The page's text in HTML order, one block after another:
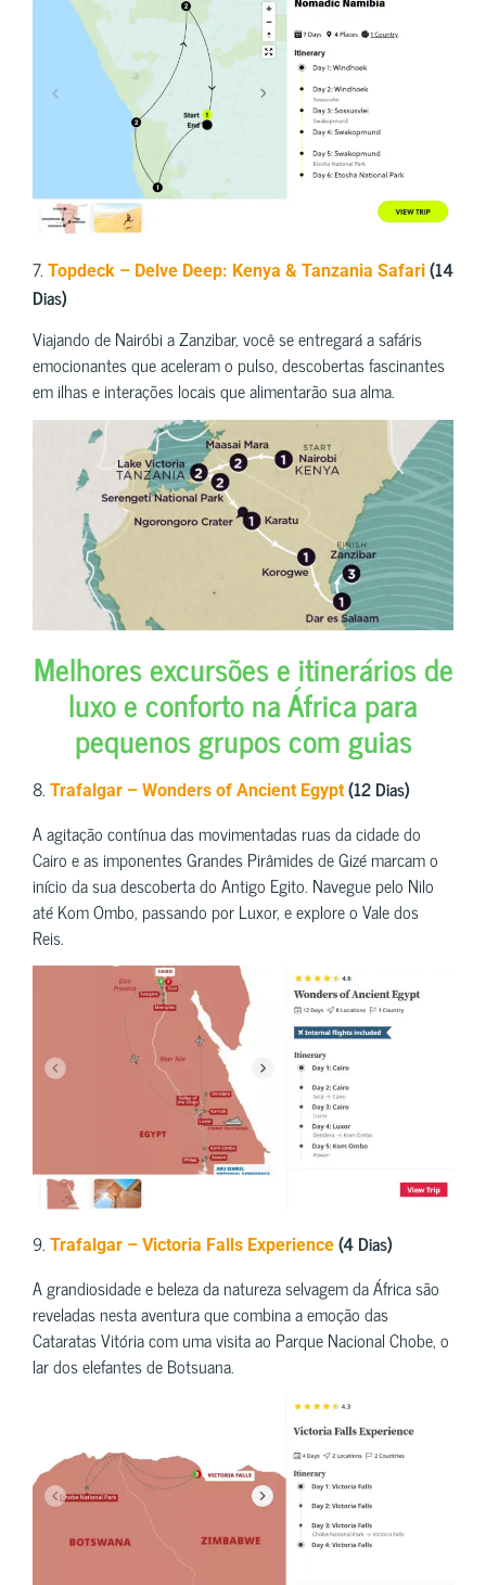
7. Topdeck – Delve Deep: Kenya & Tanzania Safari (14
Dias)
Viajando de Nairóbi a Zanzibar, você se entregará a safáris
emocionantes que aceleram o pulso, descobertas fascinantes
em ilhas e interações locais que alimentarão sua alma.
Melhores excursões e itinerários de
luxo e conforto na África para
pequenos grupos com guias
8. Trafalgar – Wonders of Ancient Egypt (12 Dias)
A agitação contínua das movimentadas ruas da cidade do
Cairo e as imponentes Grandes Pirâmides de Gizé marcam o
início da sua descoberta do Antigo Egito. Navegue pelo Nilo
até Kom Ombo, passando por Luxor, e explore o Vale dos
Reis.
9. Trafalgar – Victoria Falls Experience (4 Dias)
A grandiosidade e beleza da natureza selvagem da África são
reveladas nesta aventura que combina a emoção das
Cataratas Vitória com uma visita ao Parque Nacional Chobe, o
lar dos elefantes de Botsuana.